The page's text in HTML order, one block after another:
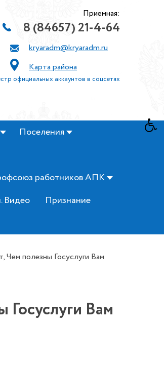
Приемная:
8 (84657) 21-4-64
kryaradm@kryaradm.ru
Карта района
официальных аккаунтов в соцсетях
Поселения
работников АПК
Видео
Признание
полезны Госуслуги Вам
Вам